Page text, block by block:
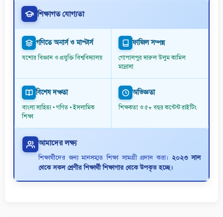
শিক্ষাগত যোগ্যতা
গণিতে অনার্স ও মাস্টার্স
যশোর বিজ্ঞান ও প্রযুক্তি বিশ্ববিদ্যালয়
ফাজিল সম্পন্ন
গোপালপুর দারুল উলুম কামিল
মাদ্রাসা
বিশেষ দক্ষতা
বাংলা সাহিত্য • গণিত • ইসলামিক
শিক্ষা
অভিজ্ঞতা
শিক্ষকতা ও ৫+ বছর কন্টেন্ট রাইটিং
আমাদের লক্ষ্য
শিক্ষার্থীদের জন্য মানসম্মত শিক্ষা সামগ্রী প্রদান করা। ২০২৩ সাল
থেকে সকল শ্রেণীর শিক্ষার্থী শিক্ষাগার থেকে উপকৃত হচ্ছে।